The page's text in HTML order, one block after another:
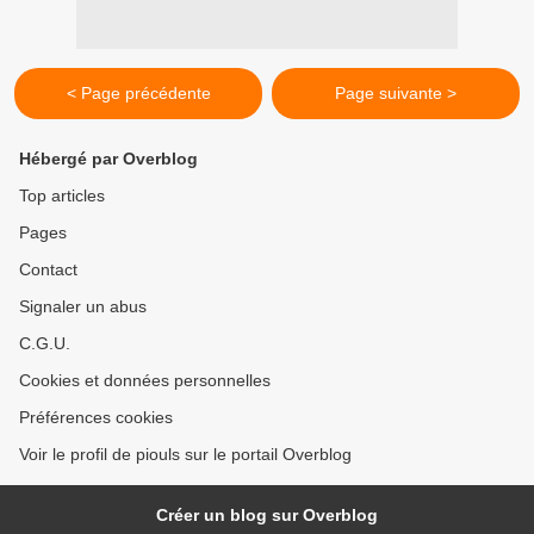
< Page précédente Page suivante >
Hébergé par Overblog
Top articles
Pages
Contact
Signaler un abus
C.G.U.
Cookies et données personnelles
Préférences cookies
Voir le profil de piouls sur le portail Overblog
Créer un blog sur Overblog